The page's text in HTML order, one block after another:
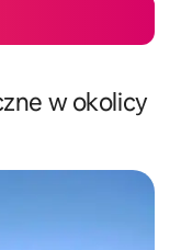
w okolicy